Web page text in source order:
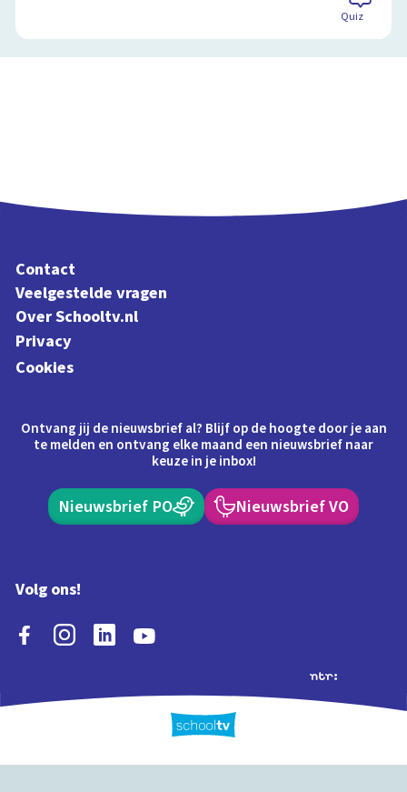
Quiz
Contact
Veelgestelde vragen
Over Schooltv.nl
Privacy
Cookies
Ontvang jij de nieuwsbrief al? Blijf op de hoogte door je aan
te melden en ontvang elke maand een nieuwsbrief naar
keuze in je inbox!
Nieuwsbrief PO Nieuwsbrief VO
Volg ons!